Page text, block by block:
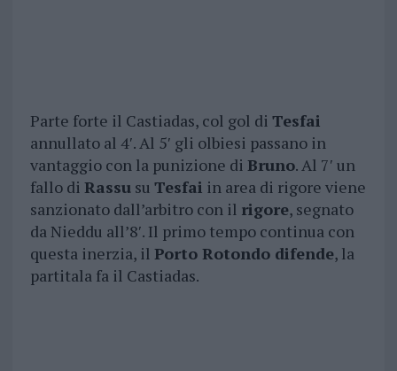
Parte forte il Castiadas, col gol di Tesfai
annullato al 4′. Al 5′ gli olbiesi passano in
vantaggio con la punizione di Bruno. Al 7′ un
fallo di Rassusu Tesfai in area di rigore viene
sanzionato dall’arbitro con il rigore, segnato
da Nieddu all’8′. Il primo tempo continua con
questa inerzia, il Porto Rotondo difende, la
partitala fa il Castiadas.